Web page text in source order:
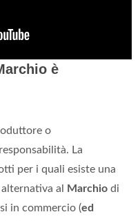
è
o
La
per i quali esiste una
alternativa al Marchio di
in commercio (ed